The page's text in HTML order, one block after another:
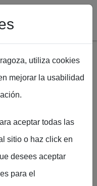
utiliza cookies
mejorar la usabilidad
aceptar todas las
sitio o haz click en
desees aceptar
para el